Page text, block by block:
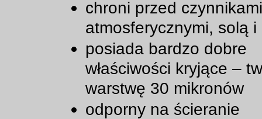
chroni przed czynnikami
atmosferycznymi, solą i
posiada bardzo dobre
właściwości kryjące –
warstwę 30 mikronów
odporny na ścieranie